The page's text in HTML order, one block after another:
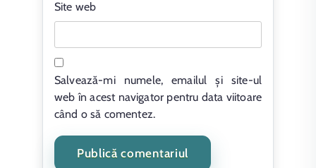
Site web
Salvează-mi numele, emailul și site-ul
web în acest navigator pentru data viitoare
când o să comentez.